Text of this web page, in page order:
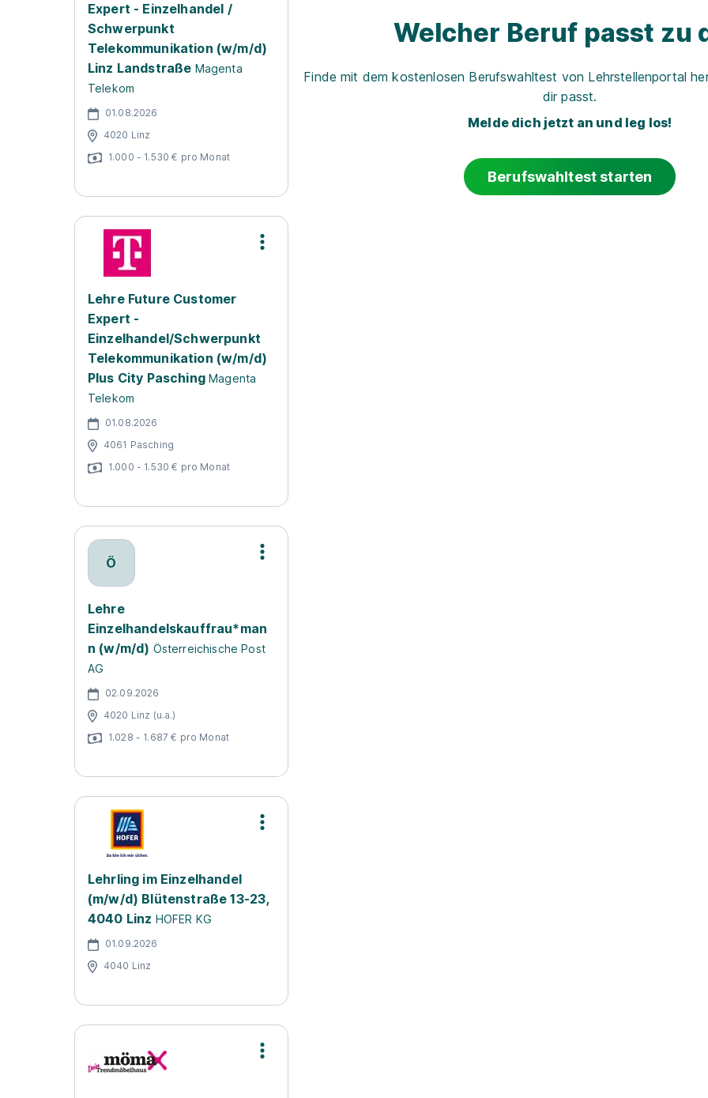
Expert - Einzelhandel /
Schwerpunkt
Telekommunikation (w/m/d)
Linz Landstraße Magenta
Telekom
01.08.2026
4020 Linz
1.000 - 1.530 € pro Monat
Lehre Future Customer
Expert -
Einzelhandel/Schwerpunkt
Telekommunikation (w/m/d)
Plus City Pasching Magenta
Telekom
01.08.2026
4061 Pasching
1.000 - 1.530 € pro Monat
Ö
Lehre
Einzelhandelskauffrau*man
n (w/m/d) Österreichische Post
AG
02.09.2026
4020 Linz (u.a.)
1.028 - 1.687 € pro Monat
Lehrling im Einzelhandel
(m/w/d) Blütenstraße 13-23,
4040 Linz HOFER KG
01.09.2026
4040 Linz
Welcher Beruf passt zu
Finde mit dem kostenlosen Berufswahltest von Lehrstellenportal
dir passt.
Melde dich jetzt an und leg los!
Berufswahltest starten